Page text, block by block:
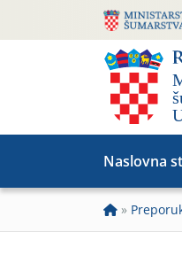
Naslovna
»